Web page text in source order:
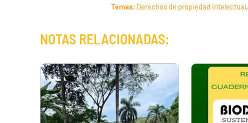
Temas: Derechos de propiedad intelectual,
NOTAS RELACIONADAS: